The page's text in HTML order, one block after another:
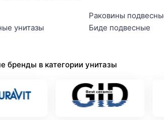
унитазы
Раковины
Биде подвесные
бренды в категории унитазы